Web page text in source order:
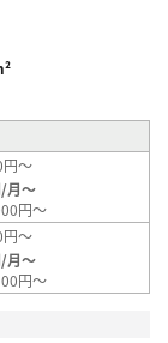
円～
月～
円～
円～
月～
円～